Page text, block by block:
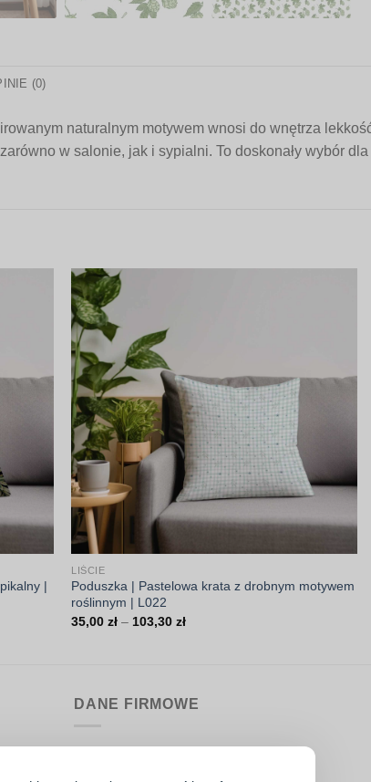
(0)
naturalnym motywem wnosi do wnętrza
w salonie, jak i sypialni. To doskonały wybór
|
LIŚCIE
Poduszka | Pastelowa krata z drobnym motywem
roślinnym | L022
35,00zł – 103,30złZakres
DANE FIRMOWE